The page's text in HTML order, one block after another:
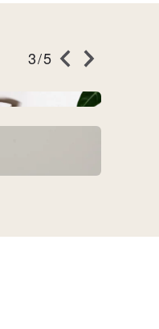
3/5
木雙層首飾盒
首飾收納刻字
銹鋼保鮮碗3入
免釘牆 不留痕
生紙層架 壁掛